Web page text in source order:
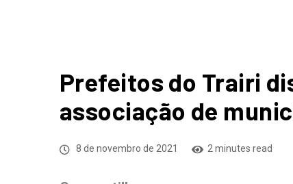
Prefeitos do Trairi
associação de
8 de novembro de 2021 2 minutes read